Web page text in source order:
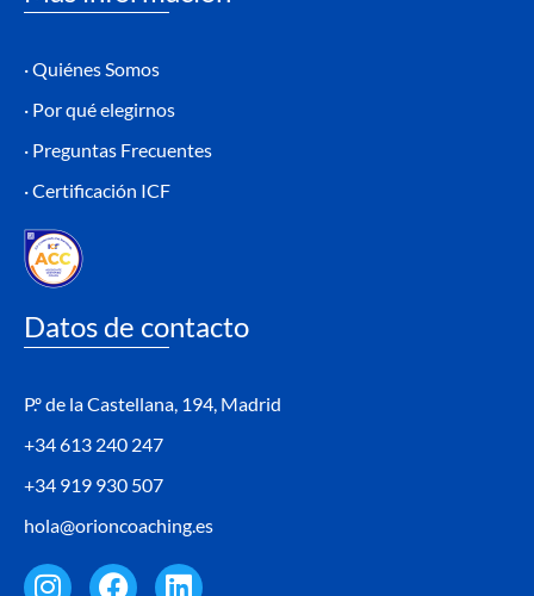
· Quiénes Somos
· Por qué elegirnos
· Preguntas Frecuentes
· Certificación ICF
Datos de contacto
P.º de la Castellana, 194, Madrid
+34 613 240 247
+34 919 930 507
hola@orioncoaching.es